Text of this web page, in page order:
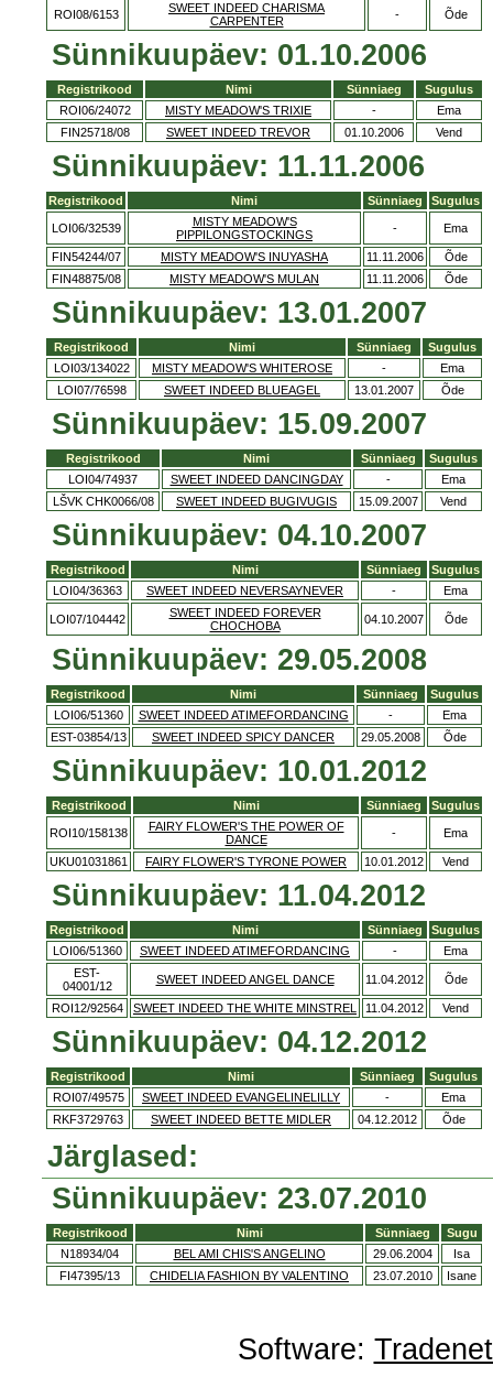
ROI08/6153
SWEET INDEED CHARISMA
CARPENTER
- Õde
Sünnikuupäev: 01.10.2006
Registrikood Nimi Sünniaeg
Sugulus
ROI06/24072
MISTY MEADOW'S TRIXIE -
Ema
FIN25718/08
SWEET INDEED TREVOR 01.10.2006 Vend
Sünnikuupäev: 11.11.2006
Registrikood Nimi Sünniaeg Sugulus
LOI06/32539
MISTY MEADOW'S
PIPPILONGSTOCKINGS
- Ema
FIN54244/07 MISTY MEADOW'S INUYASHA 11.11.2006
Õde
FIN48875/08
MISTY MEADOW'S MULAN 11.11.2006 Õde
Sünnikuupäev: 13.01.2007
Registrikood Nimi Sünniaeg
Sugulus
LOI03/134022
MISTY MEADOW'S WHITEROSE -
Ema
LOI07/76598
SWEET INDEED BLUEAGEL 13.01.2007 Õde
Sünnikuupäev: 15.09.2007
Registrikood Nimi Sünniaeg
Sugulus
LOI04/74937
SWEET INDEED DANCINGDAY -
Ema
LŠVK CHK0066/08
SWEET INDEED BUGIVUGIS 15.09.2007 Vend
Sünnikuupäev: 04.10.2007
Registrikood Nimi Sünniaeg
Sugulus
LOI04/36363
SWEET INDEED NEVERSAYNEVER - Ema
LOI07/104442
SWEET INDEED FOREVER
CHOCHOBA
04.10.2007 Õde
Sünnikuupäev: 29.05.2008
Registrikood Nimi Sünniaeg
Sugulus
LOI06/51360
SWEET INDEED ATIMEFORDANCING -
Ema
EST-03854/13
SWEET INDEED SPICY DANCER 29.05.2008 Õde
Sünnikuupäev: 10.01.2012
Registrikood Nimi Sünniaeg Sugulus
ROI10/158138
FAIRY FLOWER'S THE POWER OF
DANCE
- Ema
UKU01031861 FAIRY FLOWER'S TYRONE POWER 10.01.2012 Vend
Sünnikuupäev: 11.04.2012
Registrikood Nimi Sünniaeg
Sugulus
LOI06/51360
SWEET INDEED ATIMEFORDANCING -
Ema
EST-
04001/12
SWEET INDEED ANGEL DANCE 11.04.2012 Õde
ROI12/92564 SWEET INDEED THE WHITE MINSTREL 11.04.2012 Vend
Sünnikuupäev: 04.12.2012
Registrikood Nimi Sünniaeg
Sugulus
ROI07/49575
SWEET INDEED EVANGELINELILLY -
Ema
RKF3729763
SWEET INDEED BETTE MIDLER 04.12.2012 Õde
Järglased:
Sünnikuupäev: 23.07.2010
Registrikood Nimi Sünniaeg
Sugu
N18934/04
BEL AMI CHIS'S ANGELINO 29.06.2004
Isa
FI47395/13
CHIDELIA FASHION BY VALENTINO 23.07.2010 Isane
Software: